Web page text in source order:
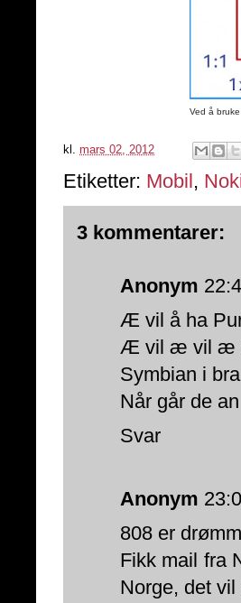
Ved å
kl. mars 02, 2012
Etiketter: Mobil,
3 kommentarer:
Anonym
Æ vil å ha
Æ vil æ vil æ
Symbian i
Når går de
Svar
Anonym
808 er
Fikk mail fra
Norge, det